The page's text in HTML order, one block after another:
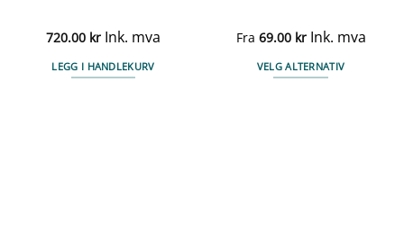
720.00 kr Ink. mva
LEGG I HANDLEKURV
Fra 69.00 kr Ink. mva
VELG ALTERNATIV